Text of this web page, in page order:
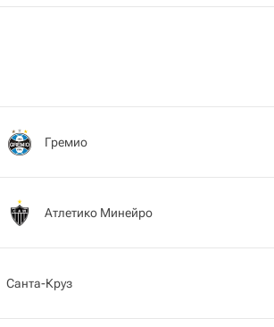
Гремио
Атлетико Минейро
Санта-Круз